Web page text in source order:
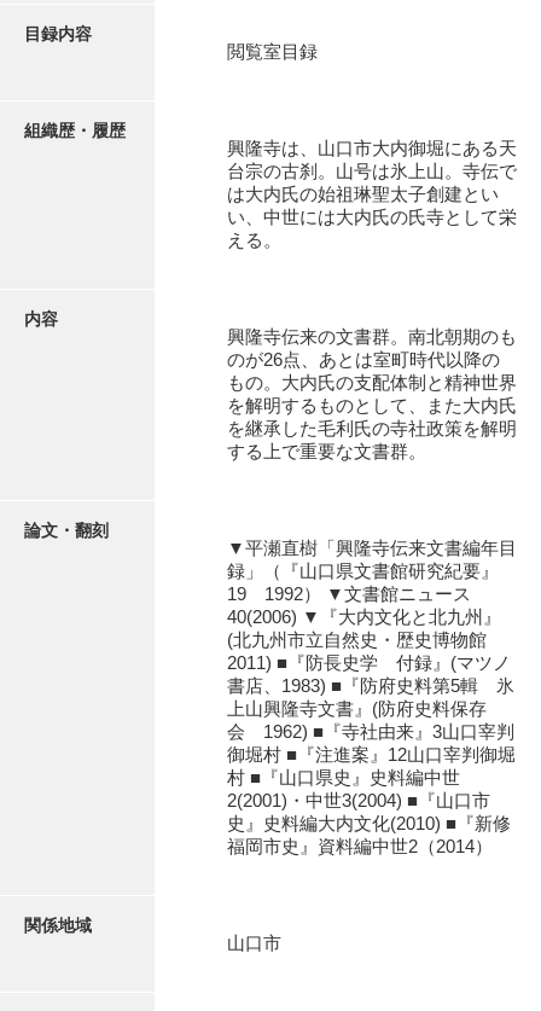
荒瀬家文書（防府市）
阿武家文書（山口市）
阿武孝太郎文書
飯田家文書（福岡県）
池田邦夫所蔵文書
石井丈若撮影写真
石川卓美文庫
石田家文書（徳山市）
石田家文書（山口市）
目録内容
閲覧室目録
組織歴・履歴
興隆寺は、山口市大内御堀にある天
台宗の古刹。山号は氷上山。寺伝で
は大内氏の始祖琳聖太子創建とい
い、中世には大内氏の氏寺として栄
える。
内容
興隆寺伝来の文書群。南北朝期のも
のが26点、あとは室町時代以降の
もの。大内氏の支配体制と精神世界
を解明するものとして、また大内氏
を継承した毛利氏の寺社政策を解明
する上で重要な文書群。
論文・翻刻
▼平瀬直樹「興隆寺伝来文書編年目
録」（『山口県文書館研究紀要』
19 1992） ▼文書館ニュース
40(2006) ▼『大内文化と北九州』
(北九州市立自然史・歴史博物館
2011) ■『防長史学 付録』(マツノ
書店、1983) ■『防府史料第5輯 氷
上山興隆寺文書』(防府史料保存
会 1962) ■『寺社由来』3山口宰判
御堀村 ■『注進案』12山口宰判御堀
村 ■『山口県史』史料編中世
2(2001)・中世3(2004) ■『山口市
史』史料編大内文化(2010) ■『新修
福岡市史』資料編中世2（2014）
関係地域
山口市